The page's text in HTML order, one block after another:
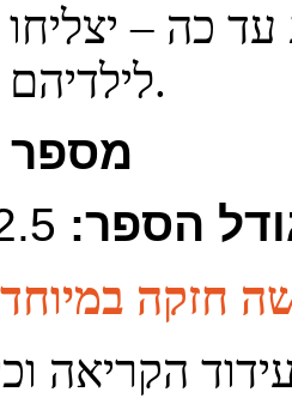
כה –
לילדיהם את הסיפורים.
מספר
הספר:
חזקה במיוחד
הקריאה